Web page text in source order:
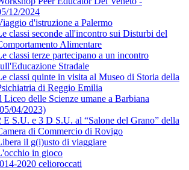
12/2024
d'istruzione a Palermo
classi seconde all'incontro sui Disturbi del
Alimentare
classi terze partecipano a un incontro
Stradale
classi quinte in visita al Museo di Storia della
di Reggio Emilia
Liceo delle Scienze umane a Barbiana
04/2023)
E S.U. e 3 D S.U. al “Salone del Grano” della
di Commercio di Rovigo
il g(i)usto di viaggiare
in gioco
2020 celioroccati